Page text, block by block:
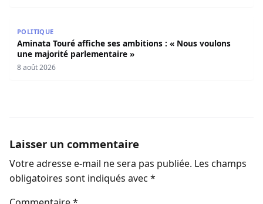
POLITIQUE
Aminata Touré affiche ses ambitions : « Nous voulons
une majorité parlementaire »
8 août 2026
Laisser un commentaire
Votre adresse e-mail ne sera pas publiée. Les champs
obligatoires sont indiqués avec *